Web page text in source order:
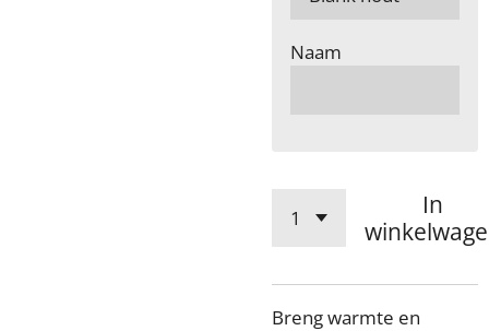
Naam
In
Breng warmte en